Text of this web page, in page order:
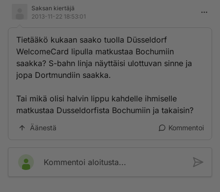
Saksan kiertäjä
2013-11-22 18:53:01
Tietääkö kukaan saako tuolla Düsseldorf
WelcomeCard lipulla matkustaa Bochumiin
saakka? S-bahn linja näyttäisi ulottuvan sinne ja
jopa Dortmundiin saakka.
Tai mikä olisi halvin lippu kahdelle ihmiselle
matkustaa Dusseldorfista Bochumiin ja takaisin?
Äänestä Kommentoi
Kommentoi aloitusta...